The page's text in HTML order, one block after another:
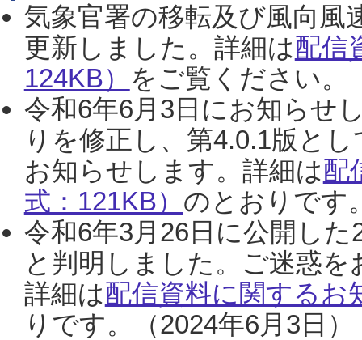
気象官署の移転及び風向風
更新しました。詳細は配信
124KB） をご覧ください。
令和6年6月3日にお知らせ
りを修正し、第4.0.1版と
お知らせします。詳細は配
式：121KB） のとおりです
令和6年3月26日に公開し
と判明しました。ご迷惑
詳細は配信資料に関するお
りです。（2024年6月3日）